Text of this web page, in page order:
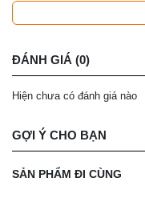
ĐÁNH GIÁ (0)
Hiện chưa có đánh giá nào
GỢI Ý CHO BẠN
SẢN PHẨM ĐI CÙNG